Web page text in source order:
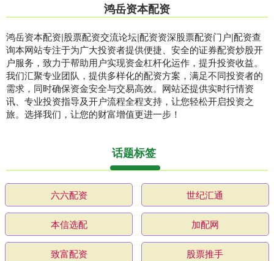
鸿岳资本配资
鸿岳资本配资|股票配资交流论坛|配资资深股票配资门户|配资查
询本网站专注于为广大投资者提供便捷、安全的证券配资炒股开
户服务，致力于帮助用户实现资金杠杆化运作，提升投资收益。
我们汇聚专业团队，提供多样化的配资方案，满足不同投资者的
需求，同时确保资金安全与交易高效。网站还提供实时行情资
讯、专业投资指导及开户流程全程支持，让您轻松开启投资之
旅。选择我们，让您的财富增值更进一步！
话题标签
六六配资 世纪汇通
本信选配 加配网
致富配资 股票推手